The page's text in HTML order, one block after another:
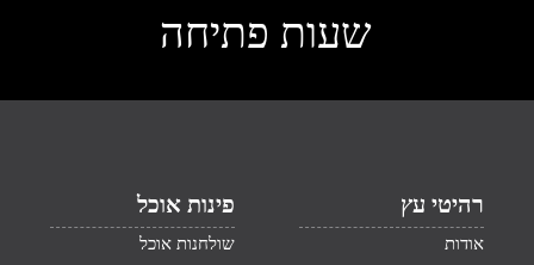
שעות פתיחה
רהיטי עץ
אודות
פינות אוכל
שולחנות אוכל